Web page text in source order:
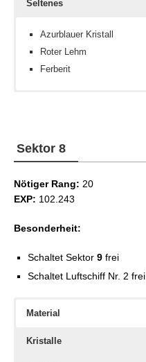
Seltenes
Azurblauer Kristall
Roter Lehm
Ferberit
Sektor 8
Nötiger Rang: 20
EXP: 102.243
Besonderheit:
Schaltet Sektor 9 frei
Schaltet Luftschiff Nr. 2 frei
Material
Kristalle